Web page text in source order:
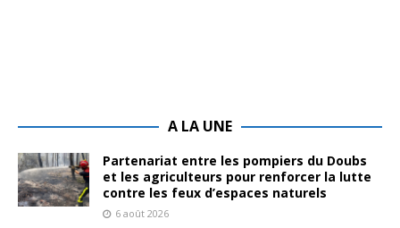
A LA UNE
Partenariat entre les pompiers du Doubs
et les agriculteurs pour renforcer la lutte
contre les feux d’espaces naturels
6 août 2026